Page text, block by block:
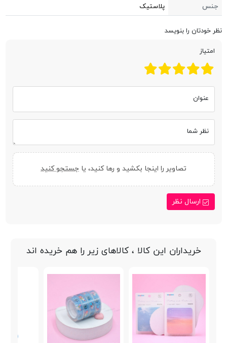
جنس
پلاستیک
نظر خودتان را بنویسد
امتیاز
عنوان
نظر شما
تصاویر را اینجا بکشید و رها کنید، یا جستجو کنید
ارسال نظر
خریداران این کالا ، کالاهای زیر را هم خریده اند